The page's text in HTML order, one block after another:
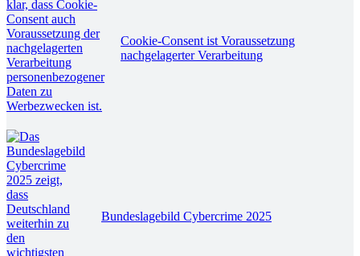
Cookie-Consent ist Voraussetzung
nachgelagerter Verarbeitung
Bundeslagebild Cybercrime 2025